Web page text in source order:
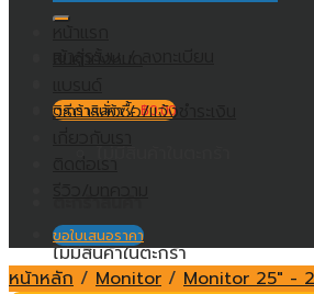
ตะกร้าสินค้า /฿0.00
ไม่มีสินค้าในตะกร้า
วิธีการสั่งซื้อ/แจ้งชำระเงิน
ติดต่อเรา
ขอใบเสนอราคา
หน้าหลัก / Monitor / Monitor 25" -